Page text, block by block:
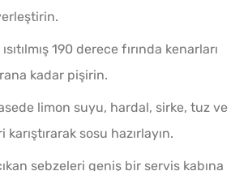
190 derece fırında kenarları
kadar pişirin.
limon suyu, hardal, sirke, tuz ve
karıştırarak sosu hazırlayın.
sebzeleri geniş bir servis kabına